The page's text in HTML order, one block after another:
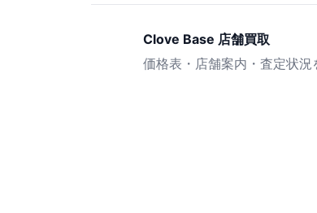
Clove Base 店舗買取
価格表・店舗案内・査定状況